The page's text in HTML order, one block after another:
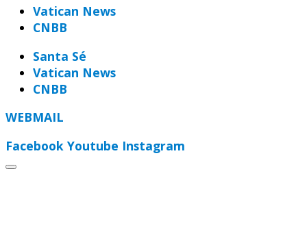
Vatican News
CNBB
Santa Sé
Vatican News
CNBB
WEBMAIL
Facebook Youtube Instagram